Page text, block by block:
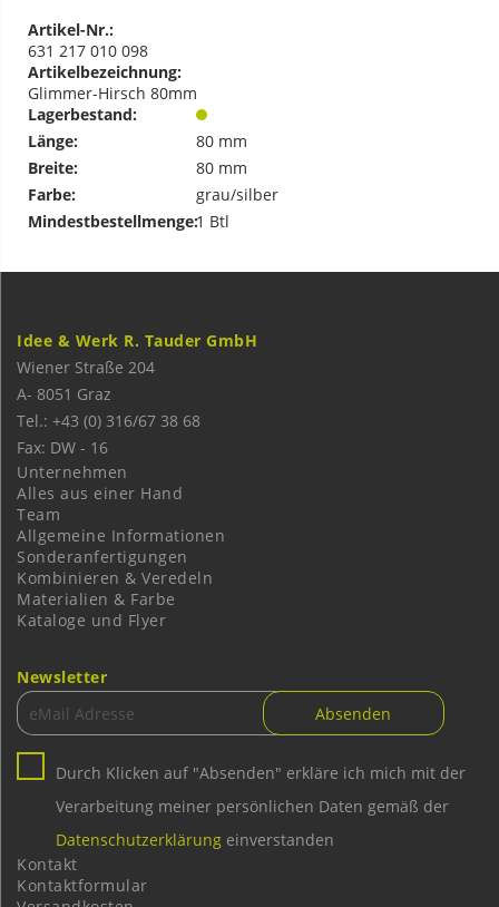
Artikel-Nr.:
631 217 010 098
Artikelbezeichnung:
Glimmer-Hirsch 80mm
Lagerbestand:
Länge:
80 mm
Breite:
80 mm
Farbe:
grau/silber
Mindestbestellmenge:1 Btl
Idee & Werk R. Tauder GmbH
Wiener Straße 204
A- 8051 Graz
Tel.: +43 (0) 316/67 38 68
Fax: DW - 16
Unternehmen
Alles aus einer Hand
Team
Allgemeine Informationen
Sonderanfertigungen
Kombinieren & Veredeln
Materialien & Farbe
Kataloge und Flyer
Newsletter
Durch Klicken auf "Absenden" erkläre ich mich mit der
Verarbeitung meiner persönlichen Daten gemäß der
Datenschutzerklärung einverstanden
Kontakt
Kontaktformular